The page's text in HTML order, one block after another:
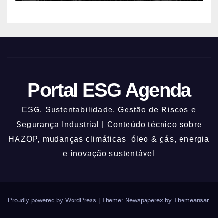
Portal ESG Agenda
ESG, Sustentabilidade, Gestão de Riscos e
Segurança Industrial | Conteúdo técnico sobre
HAZOP, mudanças climáticas, óleo & gás, energia
e inovação sustentável
Proudly powered by WordPress | Theme: Newspaperex by Themeansar.